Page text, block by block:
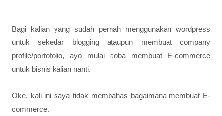
Bagi kalian yang sudah pernah menggunakan wordpress
untuk sekedar blogging ataupun membuat company
profile/portofolio, ayo mulai coba membuat E-commerce
untuk bisnis kalian nanti.
Oke, kali ini saya tidak membahas bagaimana membuat E-
commerce.